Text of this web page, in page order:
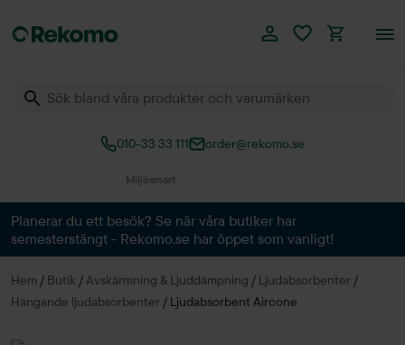
010-33 33 111 order@rekomo.se
Planerar du ett besök? Se när våra butiker har
semesterstängt - Rekomo.se har öppet som vanligt!
Hem / Butik /Avskärmning & Ljuddämpning / Ljudabsorbenter /
Hängande ljudabsorbenter / Ljudabsorbent Aircone